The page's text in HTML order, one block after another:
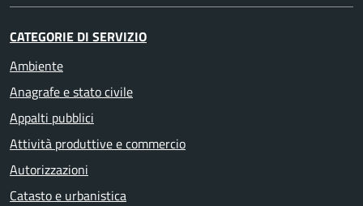
CATEGORIE DI SERVIZIO
Ambiente
Anagrafe e stato civile
Appalti pubblici
Attività produttive e commercio
Autorizzazioni
Catasto e urbanistica